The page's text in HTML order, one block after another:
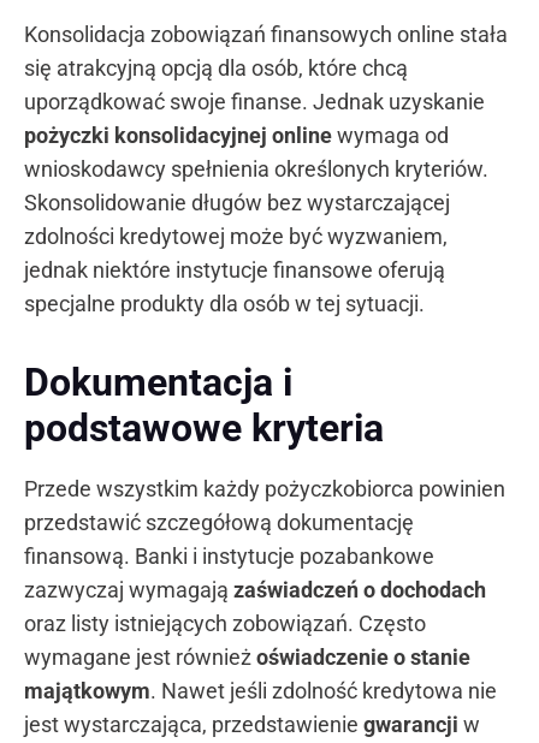
Konsolidacja zobowiązań finansowych online stała
się atrakcyjną opcją dla osób, które chcą
uporządkować swoje finanse. Jednak uzyskanie
pożyczki konsolidacyjnej onlinewymaga od
wnioskodawcy spełnienia określonych kryteriów.
Skonsolidowanie długów bez wystarczającej
zdolności kredytowej może być wyzwaniem,
jednak niektóre instytucje finansowe oferują
specjalne produkty dla osób w tej sytuacji.
Dokumentacja i
podstawowe kryteria
Przede wszystkim każdy pożyczkobiorca powinien
przedstawić szczegółową dokumentację
finansową. Banki i instytucje pozabankowe
zazwyczaj wymagają zaświadczeń o dochodach
oraz listy istniejących zobowiązań. Często
wymagane jest również oświadczenie o stanie
majątkowym. Nawet jeśli zdolność kredytowa nie
jest wystarczająca, przedstawienie gwarancji w